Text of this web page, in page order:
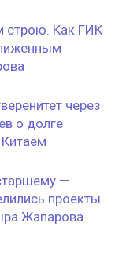
строю. Как ГИК
через
о долге
—
проекты
Жапарова